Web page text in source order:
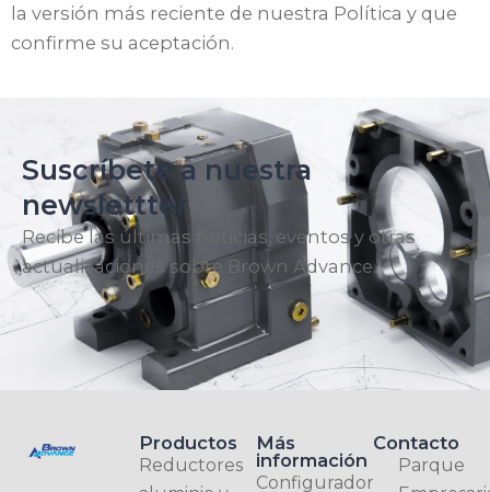
la versión más reciente de nuestra Política y que
confirme su aceptación.
Suscríbete a nuestra
newslettter
Recibe las últimas noticias, eventos y otras
actualizaciones sobre Brown Advance.
Productos
Reductores
Más
información
Configurador
Contacto
Parque